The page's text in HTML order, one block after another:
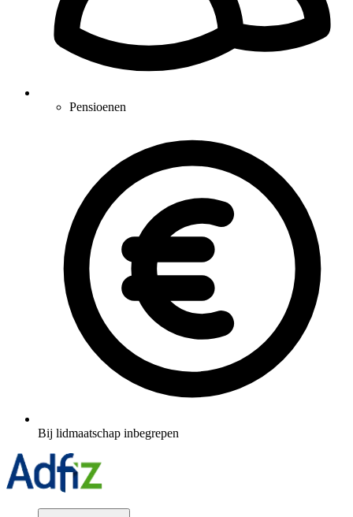
Pensioenen
Bij lidmaatschap inbegrepen